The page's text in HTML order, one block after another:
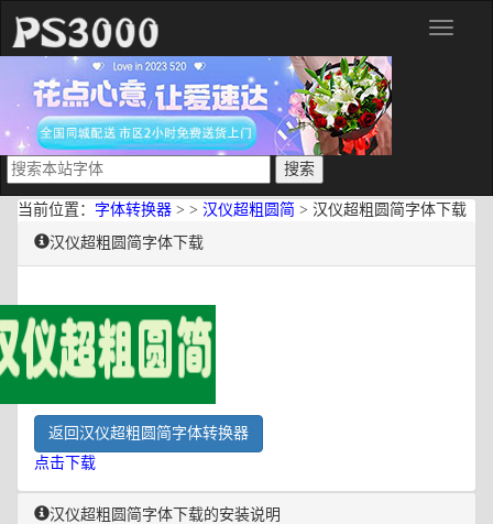
分
当前位置： 字体转换器 > > 汉仪超粗圆简 > 汉仪超粗圆简字体下载
汉仪超粗圆简字体下载
返回汉仪超粗圆简字体转换器
点击下载
汉仪超粗圆简字体下载的安装说明